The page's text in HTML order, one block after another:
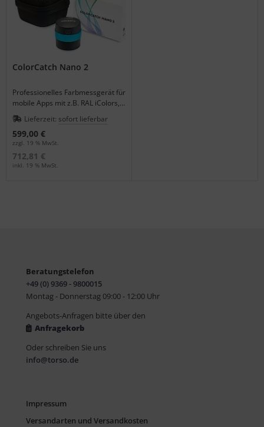
ColorCatch Nano 2
Professionelles Farbmessgerät für
mobile Apps mit z.B. RAL iColors,
NCS und viele Bautenfarben.
Lieferzeit: sofort lieferbar
599,00 €
zzgl. 19 % MwSt.
712,81 €
inkl. 19 % MwSt.
Beratungstelefon
+49 (0) 9369 - 9800015
Montag - Donnerstag 09:00 - 12:00 Uhr
Angebots-Anfragen bitte über den
Anfragekorb
Oder schreiben Sie uns
info@torso.de
Impressum
Versandarten und Versandkosten